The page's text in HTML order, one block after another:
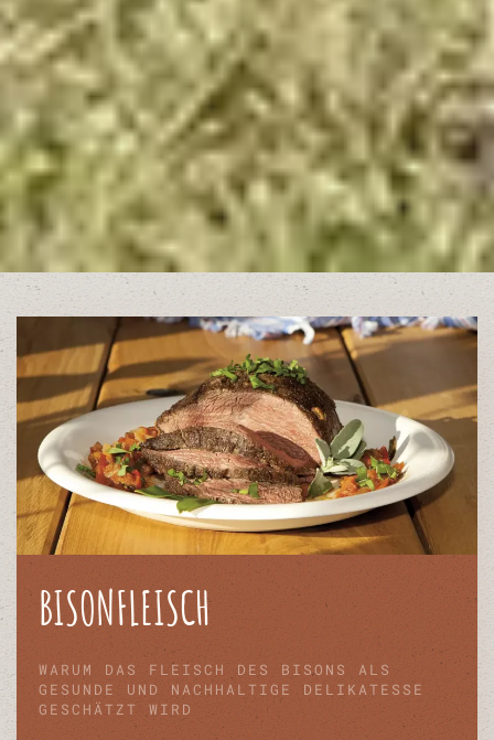
BISONFLEISCH
WARUM DAS FLEISCH DES BISONS ALS
GESUNDE UND NACHHALTIGE DELIKATESSE
GESCHÄTZT WIRD